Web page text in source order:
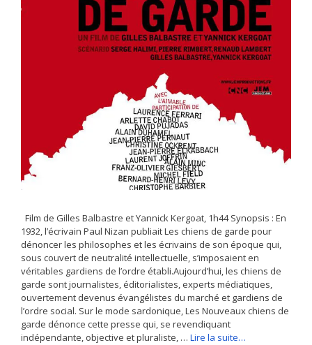
Film de Gilles Balbastre et Yannick Kergoat, 1h44 Synopsis : En
1932, l’écrivain Paul Nizan publiait Les chiens de garde pour
dénoncer les philosophes et les écrivains de son époque qui,
sous couvert de neutralité intellectuelle, s’imposaient en
véritables gardiens de l’ordre établi.Aujourd’hui, les chiens de
garde sont journalistes, éditorialistes, experts médiatiques,
ouvertement devenus évangélistes du marché et gardiens de
l’ordre social. Sur le mode sardonique, Les Nouveaux chiens de
garde dénonce cette presse qui, se revendiquant
indépendante, objective et pluraliste, … Lire la suite…